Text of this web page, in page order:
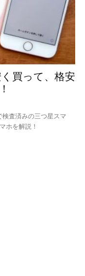
買って、格安
査済みの三つ星スマ
ホを解説！